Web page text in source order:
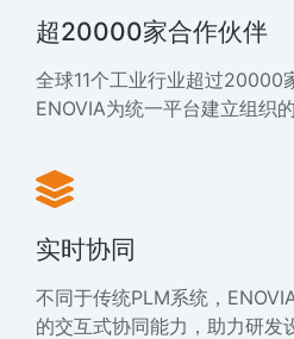
超20000家合作伙伴
全球11个工业行业超过20000
ENOVIA为统一平台建立组织
实时协同
不同于传统PLM系统，
的交互式协同能力，助力研发